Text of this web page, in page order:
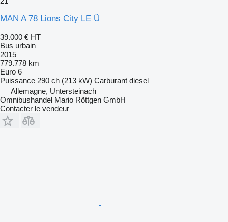
MAN A 78 Lions City LE Ü
39.000 € HT
Bus urbain
2015
779.778 km
Euro 6
Puissance 290 ch (213 kW) Carburant diesel
Allemagne, Untersteinach
Omnibushandel Mario Röttgen GmbH
Contacter le vendeur